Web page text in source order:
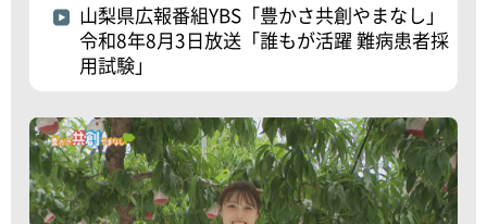
山梨県広報番組YBS「豊かさ共創やまなし」
令和8年8月3日放送「誰もが活躍 難病患者採
用試験」